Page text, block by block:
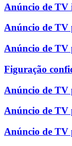
Anúncio de TV
Anúncio de TV
Anúncio de TV
Figuração
Anúncio de TV
Anúncio de TV
Anúncio de TV